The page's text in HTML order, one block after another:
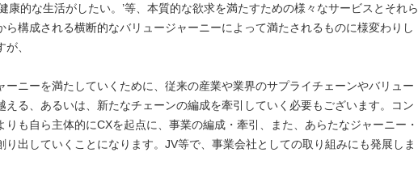
康的な生活がしたい。’等、本質的な欲求を満たすための様々なサービスとそれら
ら構成される横断的なバリュージャーニーによって満たされるものに様変わりし
、
ーニーを満たしていくために、従来の産業や業界のサプライチェーンやバリュー
える、あるいは、新たなチェーンの編成を牽引していく必要もございます。コン
りも自ら主体的にCXを起点に、事業の編成・牽引、また、あらたなジャーニー・
り出していくことになります。JV等で、事業会社としての取り組みにも発展しま